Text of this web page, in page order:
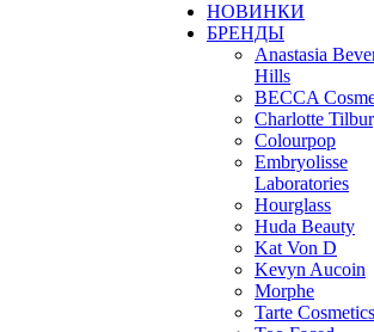
НОВИНКИ
БРЕНДЫ
Anastasia
Hills
BECCA
Charlotte
Colourpop
Embryolisse
Laboratories
Hourglass
Huda Beauty
Kat Von D
Kevyn Aucoin
Morphe
Tarte Cosmetics